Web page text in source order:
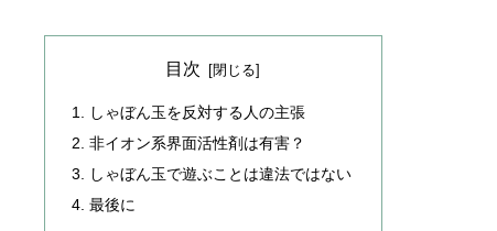
目次
しゃぼん玉を反対する人の主張
非イオン系界面活性剤は有害？
しゃぼん玉で遊ぶことは違法ではない
最後に